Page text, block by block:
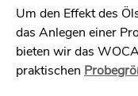
Um den Effekt des
das Anlegen einer
bieten wir das
praktischen